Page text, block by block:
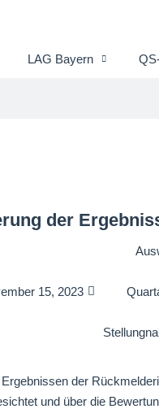
LAG Bayern
der
15, 2023
der
und über die